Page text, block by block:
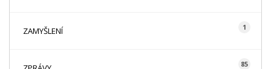
ZAMYŠLENÍ 1
85